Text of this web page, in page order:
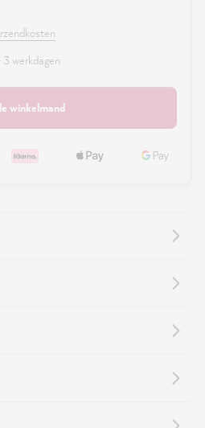
werkdagen
winkelmand